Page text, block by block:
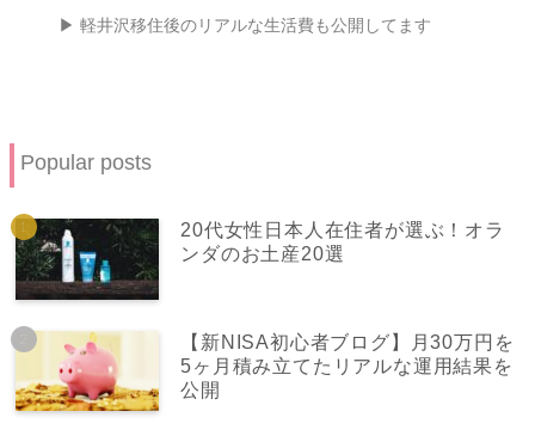
▶ 軽井沢移住後のリアルな生活費も公開してます
Popular posts
20代女性日本人在住者が選ぶ！オラ
ンダのお土産20選
【新NISA初心者ブログ】月30万円を
5ヶ月積み立てたリアルな運用結果を
公開